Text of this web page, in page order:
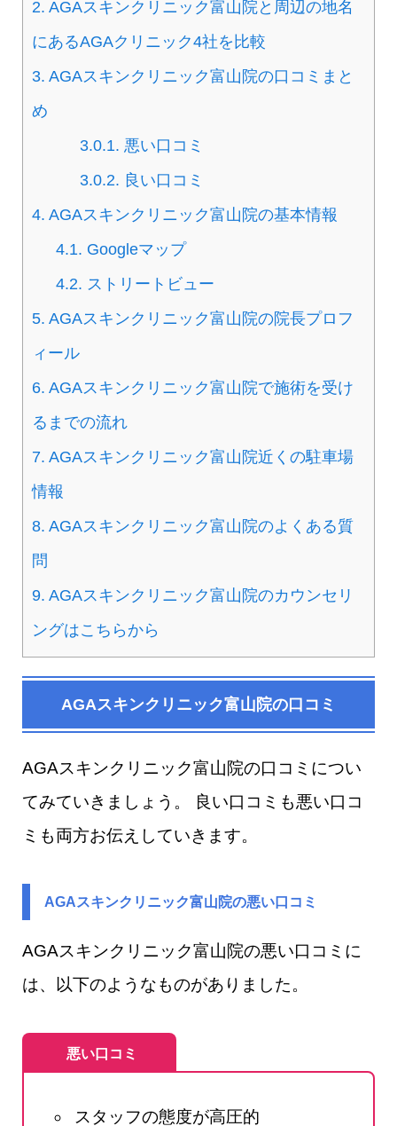
2. AGAスキンクリニック富山院と周辺の地名
にあるAGAクリニック4社を比較
3. AGAスキンクリニック富山院の口コミまと
め
3.0.1. 悪い口コミ
3.0.2. 良い口コミ
4. AGAスキンクリニック富山院の基本情報
4.1. Googleマップ
4.2. ストリートビュー
5. AGAスキンクリニック富山院の院長プロフ
ィール
6. AGAスキンクリニック富山院で施術を受け
るまでの流れ
7. AGAスキンクリニック富山院近くの駐車場
情報
8. AGAスキンクリニック富山院のよくある質
問
9. AGAスキンクリニック富山院のカウンセリ
ングはこちらから
AGAスキンクリニック富山院の口コミ
AGAスキンクリニック富山院の口コミについ
てみていきましょう。 良い口コミも悪い口コ
ミも両方お伝えしていきます。
AGAスキンクリニック富山院の悪い口コミ
AGAスキンクリニック富山院の悪い口コミに
は、以下のようなものがありました。
悪い口コミ
スタッフの態度が高圧的